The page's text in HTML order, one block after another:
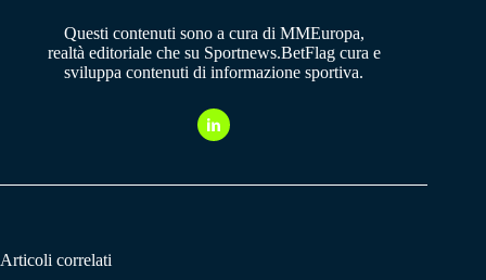
Questi contenuti sono a cura di MMEuropa,
realtà editoriale che su Sportnews.BetFlag cura e
sviluppa contenuti di informazione sportiva.
Articoli correlati